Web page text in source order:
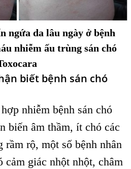
ngứa da lâu ngày ở bệnh
nhiễm ấu trùng sán chó
biết bệnh sán chó
nhiễm bệnh sán chó
biến âm thầm, ít chó các
rầm rộ, một số bệnh nhân
cảm giác nhột nhột, châm